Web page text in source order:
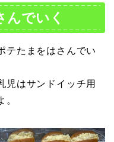
でいく
テたまをはさんでい
児はサンドイッチ用
。